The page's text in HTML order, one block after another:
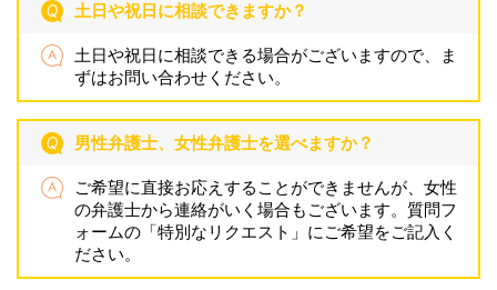
土日や祝日に相談できますか？
土日や祝日に相談できる場合がございますので、ま
ずはお問い合わせください。
男性弁護士、女性弁護士を選べますか？
ご希望に直接お応えすることができませんが、女性
の弁護士から連絡がいく場合もございます。質問フ
ォームの「特別なリクエスト」にご希望をご記入く
ださい。